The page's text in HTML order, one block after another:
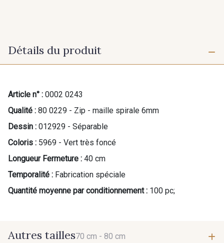
Détails du produit
Article n° : 0002 0243
Qualité : 80 0229 - Zip - maille spirale 6mm
Dessin : 012929 - Séparable
Coloris : 5969 - Vert très foncé
Longueur Fermeture : 40 cm
Temporalité : Fabrication spéciale
Quantité moyenne par conditionnement : 100 pc;
Autres tailles70 cm - 80 cm